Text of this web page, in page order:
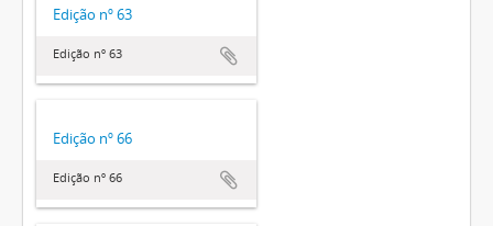
Edição nº 63
Edição nº 63
Edição nº 66
Edição nº 66